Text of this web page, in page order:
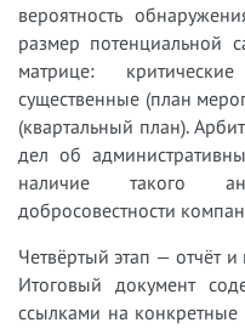
вероятность
размер потенциальной
матрице:
существенные (план
(квартальный план).
дел об
наличие такого
добросовестности
Четвёртый этап — отчёт
Итоговый документ
ссылками на